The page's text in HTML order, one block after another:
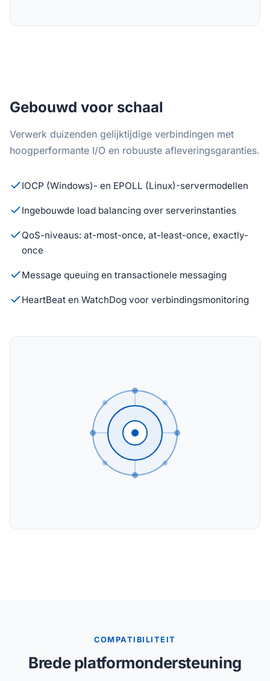
Gebouwd voor schaal
Verwerk duizenden gelijktijdige verbindingen met
hoogperformante I/O en robuuste afleveringsgaranties.
IOCP (Windows)- en EPOLL (Linux)-servermodellen
Ingebouwde load balancing over serverinstanties
QoS-niveaus: at-most-once, at-least-once, exactly-
once
Message queuing en transactionele messaging
HeartBeat en WatchDog voor verbindingsmonitoring
COMPATIBILITEIT
Brede platformondersteuning